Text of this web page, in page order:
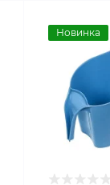
Новинка